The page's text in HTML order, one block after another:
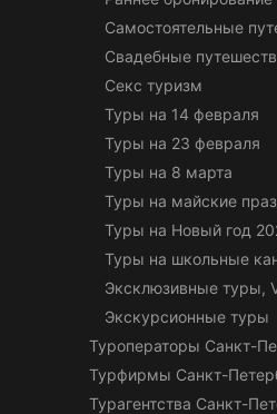
Самостоятельные
Свадебные
Секс туризм
Туры на 14 февраля
Туры на 23 февраля
Туры на 8 марта
Туры на майские
Туры на Новый год
Туры на школьные
Эксклюзивные туры,
Экскурсионные туры
Туроператоры Санкт-
Турфирмы Санкт-
Турагентства Санкт-